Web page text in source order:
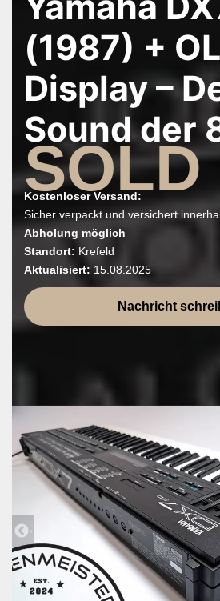
i
o
n
(1987) +
Display –
Sound der
SOLD
Kostenloser Versand:
Sicher verpackt und versichert
Abholung möglich
Standort: Krefeld
Aktualisiert: 15.08.2025
Nachricht